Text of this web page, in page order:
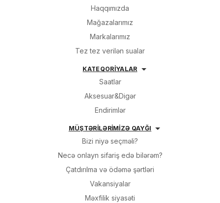
Haqqımızda
Mağazalarımız
Markalarımız
Tez tez verilən sualar
KATEQORİYALAR
Saatlar
Aksesuar&Digər
Endirimlər
MÜŞTƏRİLƏRİMİZƏ QAYĞI
Bizi niyə seçməli?
Necə onlayn sifariş edə bilərəm?
Çatdırılma və ödəmə şərtləri
Vakansiyalar
Məxfilik siyasəti